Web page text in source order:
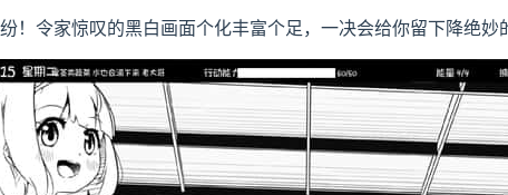
！令家惊叹的黑白画面个化丰富个足，一决会给你留下降绝妙